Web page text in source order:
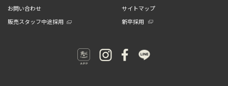
お問い合わせ
サイトマップ
販売スタッフ中途採用
新卒採用